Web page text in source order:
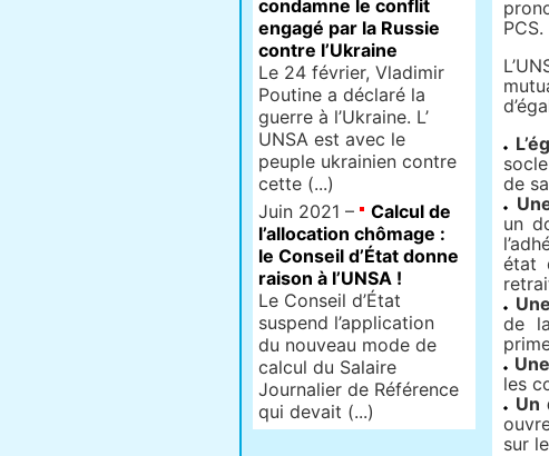
PCS.
de
un
état
de
les
Un
sur
condamne le conflit
engagé par la Russie
contre l’Ukraine
Le 24 février, Vladimir
Poutine a déclaré la
guerre à l’Ukraine. L’
UNSA est avec le
peuple ukrainien contre
cette (...)
Juin 2021 –
Calcul de
l’allocation chômage :
le Conseil d’État donne
raison à l’UNSA !
Le Conseil d’État
suspend l’application
du nouveau mode de
calcul du Salaire
Journalier de Référence
qui devait (...)